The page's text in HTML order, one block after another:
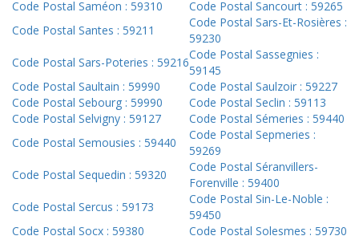
Code Postal Saméon : 59310
Code Postal Sancourt : 59265
Code Postal Santes : 59211
Code Postal Sars-Et-Rosières :
59230
Code Postal Sars-Poteries : 59216
Code Postal Sassegnies :
59145
Code Postal Saultain : 59990
Code Postal Saulzoir : 59227
Code Postal Sebourg : 59990
Code Postal Seclin : 59113
Code Postal Selvigny : 59127
Code Postal Sémeries : 59440
Code Postal Semousies : 59440
Code Postal Sepmeries :
59269
Code Postal Sequedin : 59320
Code Postal Séranvillers-
Forenville : 59400
Code Postal Sercus : 59173
Code Postal Sin-Le-Noble :
59450
Code Postal Socx : 59380
Code Postal Solesmes : 59730